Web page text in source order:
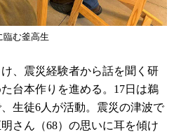
臨む釜高生
、震災経験者から話を聞く研
台本作りを進める。17日は鵜
生徒6人が活動。震災の津波で
さん（68）の思いに耳を傾け